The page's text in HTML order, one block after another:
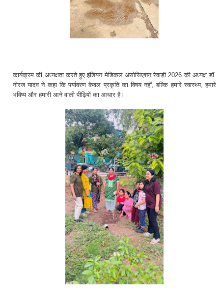
कार्यक्रम की अध्यक्षता करते हुए इंडियन मेडिकल असोसिएशन रेवाड़ी 2026 की अध्यक्ष डॉ.
नीरज यादव ने कहा कि पर्यावरण केवल प्रकृति का विषय नहीं, बल्कि हमारे स्वास्थ्य, हमारे
भविष्य और हमारी आने वाली पीढ़ियों का आधार है।